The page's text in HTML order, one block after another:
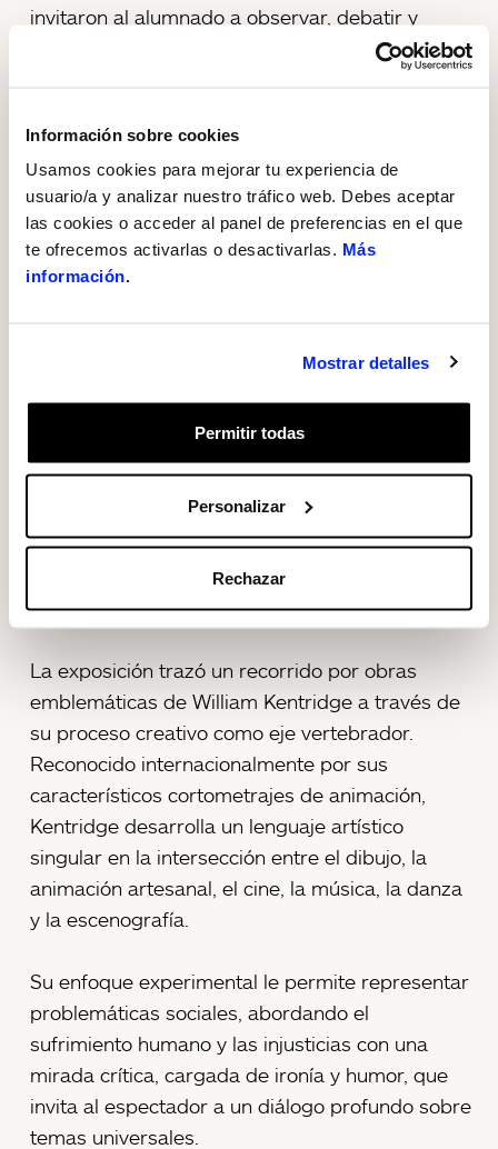
Información sobre cookies
Usamos cookies para mejorar tu experiencia de
usuario/a y analizar nuestro tráfico web. Debes aceptar
las cookies o acceder al panel de preferencias en el que
te ofrecemos activarlas o desactivarlas. Más
información.
Mostrar detalles
Permitir todas
Personalizar
Rechazar
invitaron al alumnado a observar, debatir y
reflexionar a partir de las obras de William
Estas visitas también llegaron a personas que
siguen formaciones no regladas, poniendo
especial atención en grupos de formación de
adultos y colectivos en situación de
vulnerabilidad, con menos oportunidades de
Por otro lado, el gran interés del público por
motivó la puesta en marcha del programa de
exposición, con el propósito de acercar de una
forma más cercana el proceso creativo del
artista.
Un recorrido interdisciplinar
La exposición trazó un recorrido por obras
emblemáticas de William Kentridge a través de
su proceso creativo como eje vertebrador.
Reconocido internacionalmente por sus
característicos cortometrajes de animación,
Kentridge desarrolla un lenguaje artístico
singular en la intersección entre el dibujo, la
animación artesanal, el cine, la música, la danza
y la escenografía.
Su enfoque experimental le permite representar
problemáticas sociales, abordando el
sufrimiento humano y las injusticias con una
mirada crítica, cargada de ironía y humor, que
invita al espectador a un diálogo profundo sobre
temas universales.